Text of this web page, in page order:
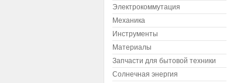
Электрокоммутация
Механика
Инструменты
Материалы
Запчасти для бытовой техники
Солнечная энергия